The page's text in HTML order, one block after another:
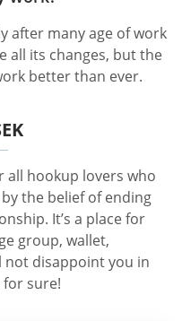
after many age of work
all its changes, but the
better than ever.
all hookup lovers who
the belief of ending
It’s a place for
group, wallet,
not disappoint you in
sure!